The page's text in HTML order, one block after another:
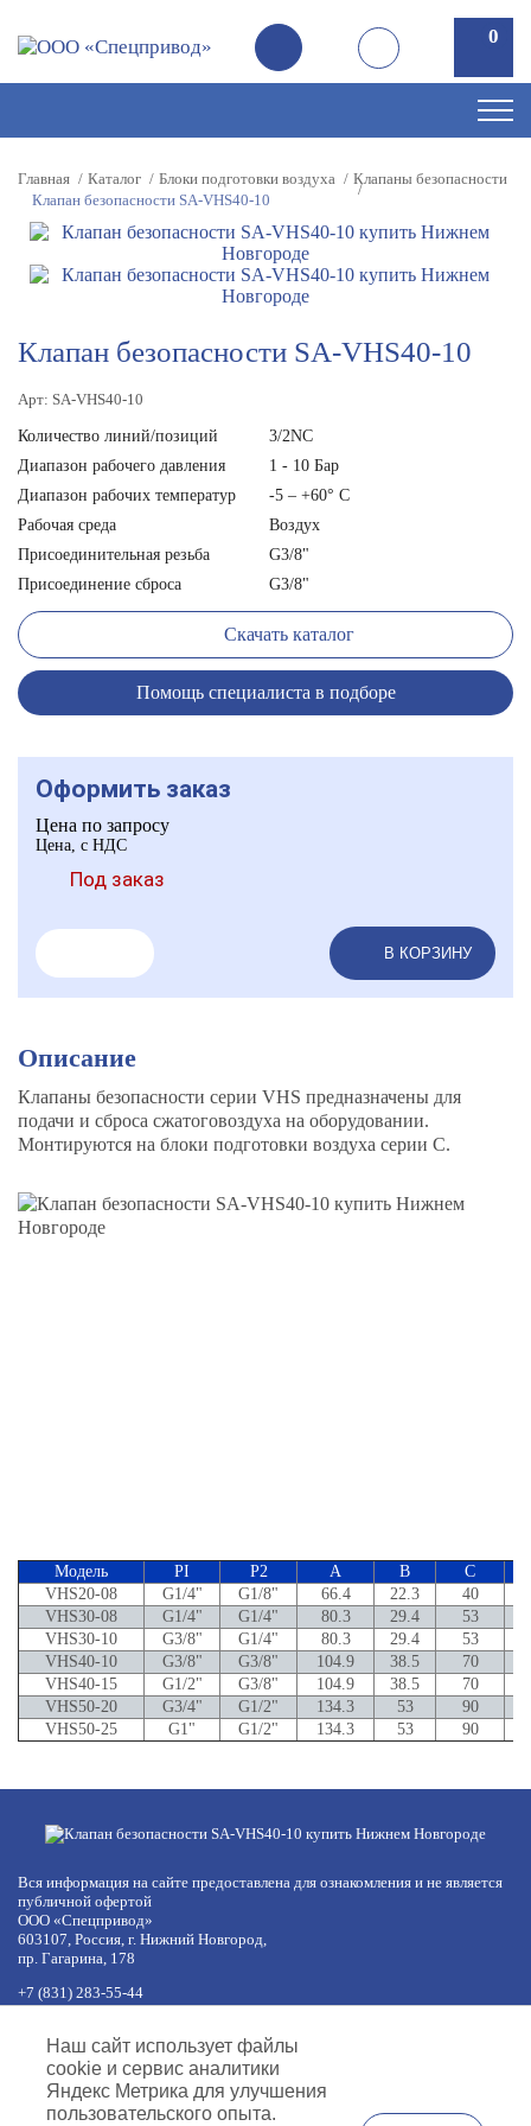
0
0
Главная Каталог Блоки подготовки воздуха
Клапаны безопасности
Клапан безопасности SA-VHS40-10
Клапан безопасности SA-VHS40-10
Арт: SA-VHS40-10
Количество линий/позиций
3/2NC
Диапазон рабочего давления
1 - 10 Бар
Диапазон рабочих температур
-5 – +60° C
Рабочая среда
Воздух
Присоединительная резьба
G3/8"
Присоединение сброса
G3/8"
Скачать каталог
Помощь специалиста в подборе
Оформить заказ
Цена по запросу
Цена, с НДС
Под заказ
В КОРЗИНУ
Описание
Клапаны безопасности серии VHS предназначены для
подачи и сброса сжатоговоздуха на оборудовании.
Монтируются на блоки подготовки воздуха серии С.
Модель PI P2 A B
C
VHS20-08
G1/4" G1/8" 66.4 22.3 40
VHS30-08
G1/4" G1/4" 80.3 29.4 53
VHS30-10
G3/8" G1/4" 80.3 29.4 53
VHS40-10
G3/8" G3/8" 104.9 38.5 70
VHS40-15
G1/2" G3/8" 104.9 38.5 70
VHS50-20
G3/4" G1/2" 134.3 53 90
VHS50-25
G1" G1/2" 134.3 53 90
Вся информация на сайте предоставлена для ознакомления и не является
публичной офертой
ООО «Спецпривод»
603107, Россия, г. Нижний Новгород,
пр. Гагарина, 178
+7 (831) 283-55-44
+7 (977) 422-66-54
обед с 12:30 до 13:30
info@specprivod.com
Наш сайт использует файлы
cookie и сервис аналитики
Яндекс Метрика для улучшения
пользовательского опыта.